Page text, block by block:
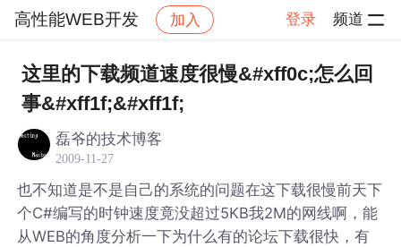
高性能WEB开发 加入 登录 频道
社区 高性能WEB开发 帖子详情
这里的下载频道速度很慢&#xff0c;怎么回
事&#xff1f;&#xff1f;
磊爷的技术博客
2009-11-27
也不知道是不是自己的系统的问题在这下载很慢前天下
个C#编写的时钟速度竟没超过5KB我2M的网线啊，能
从WEB的角度分析一下为什么有的论坛下载很快，有